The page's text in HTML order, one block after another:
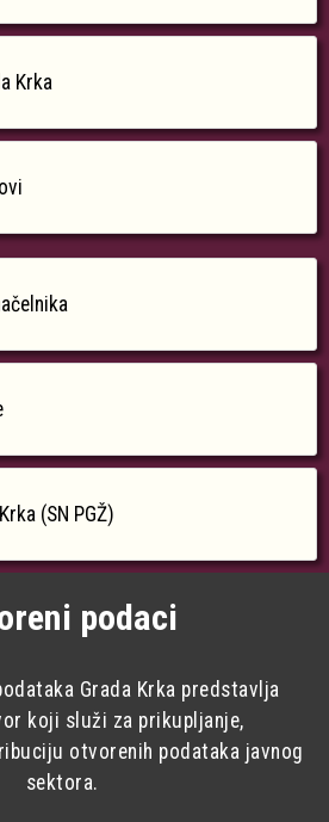
Krka
(SN PGŽ)
podaci
Grada Krka predstavlja
koji služi za prikupljanje,
otvorenih podataka javnog
sektora.